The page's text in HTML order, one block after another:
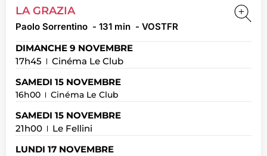
DIMANCHE 9 NOVEMBRE
17h45
Cinéma Le Club
SAMEDI 15 NOVEMBRE
16h00 Cinéma Le Club
SAMEDI 15 NOVEMBRE
21h00
Le Fellini
LUNDI 17 NOVEMBRE
LA GRAZIA
Paolo Sorrentino - 131 min - VOSTFR